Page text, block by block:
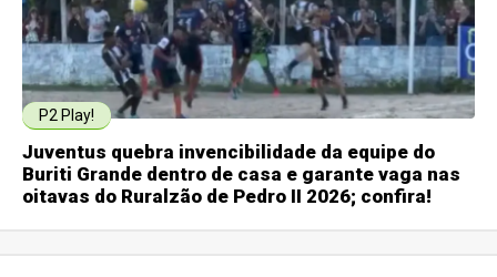
P2 Play!
Juventus quebra invencibilidade da equipe do
Buriti Grande dentro de casa e garante vaga nas
oitavas do Ruralzão de Pedro II 2026; confira!